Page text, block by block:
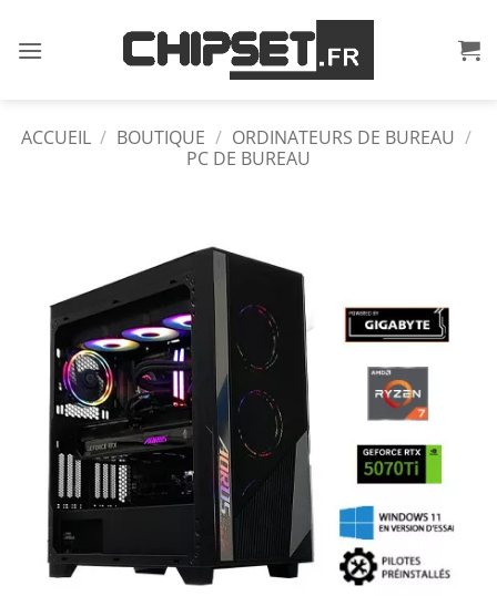
au
ACCUEIL / BOUTIQUE / ORDINATEURS DE BUREAU /
PC DE BUREAU